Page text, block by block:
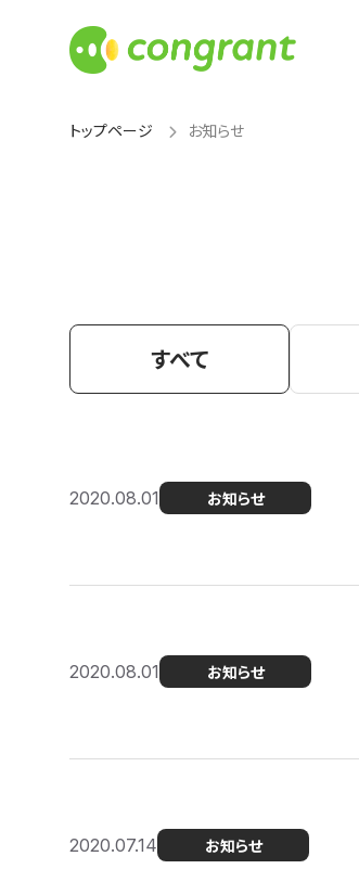
トップページ お知らせ
すべて
2020.08.01 お知らせ
2020.08.01 お知らせ
2020.07.14 お知らせ